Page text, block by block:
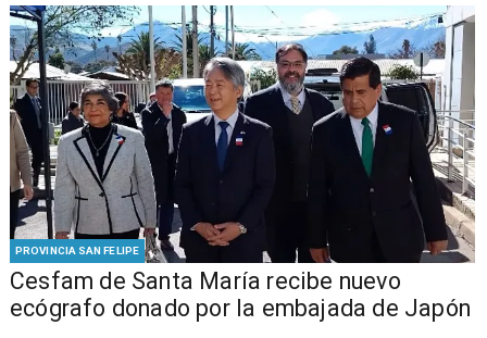
PROVINCIA SAN FELIPE
Cesfam de Santa María recibe nuevo
ecógrafo donado por la embajada de Japón